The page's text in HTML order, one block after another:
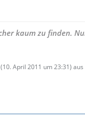
kaum zu finden.
(10. April 2011 um 23:31)